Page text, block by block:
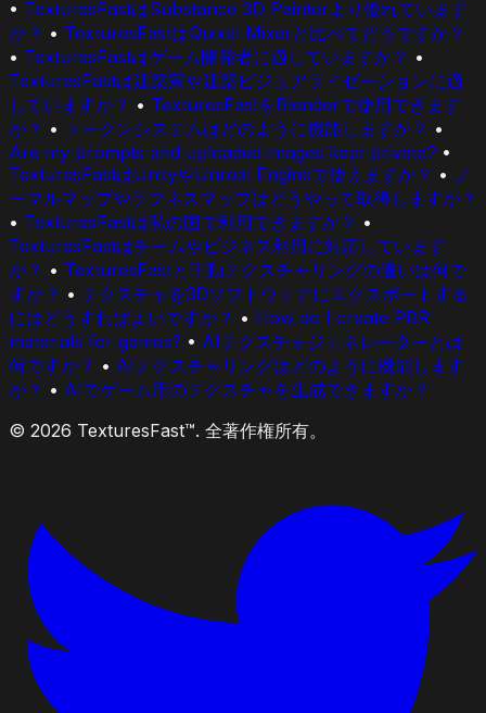
• TexturesFastはSubstance 3D Painterより優れています
か？ • TexturesFastはQuixel Mixerと比べてどうですか？
• TexturesFastはゲーム開発者に適していますか？ •
TexturesFastは建築家や建築ビジュアライゼーションに適
していますか？ • TexturesFastをBlenderで使用できます
か？ • トークンシステムはどのように機能しますか？ •
Are my prompts and uploaded images kept private? •
TexturesFastはUnityやUnreal Engineで使えますか？ • ノ
ーマルマップやラフネスマップはどうやって取得しますか？
• TexturesFastは私の国で利用できますか？ •
TexturesFastはチームやビジネス利用に対応しています
か？ • TexturesFastと手動テクスチャリングの違いは何で
すか？ • テクスチャを3Dソフトウェアにエクスポートする
にはどうすればよいですか？ • How do I create PBR
materials for games? • AIテクスチャジェネレーターとは
何ですか？ • AIテクスチャリングはどのように機能します
か？ • AIでゲーム用のテクスチャを生成できますか？
© 2026 TexturesFast™. 全著作権所有。